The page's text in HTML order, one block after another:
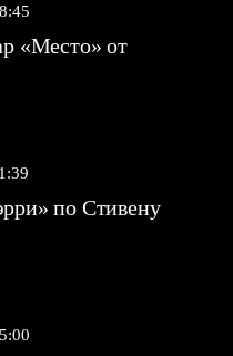
«Место» от
по Стивену